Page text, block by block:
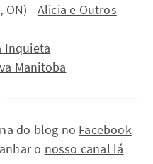
ON) - Alicia e Outros
Inquieta
Manitoba
do blog no Facebook
o nosso canal lá